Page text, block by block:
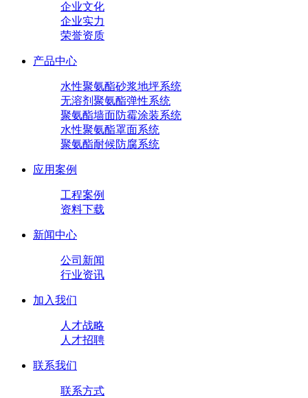
企业文化
企业实力
荣誉资质
产品中心
水性聚氨酯砂浆地坪系统
无溶剂聚氨酯弹性系统
聚氨酯墙面防霉涂装系统
水性聚氨酯罩面系统
聚氨酯耐候防腐系统
应用案例
工程案例
资料下载
新闻中心
公司新闻
行业资讯
加入我们
人才战略
人才招聘
联系我们
联系方式